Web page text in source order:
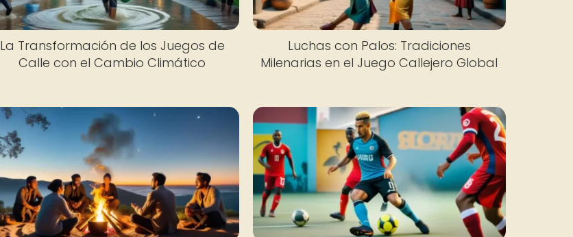
La Transformación de los Juegos de
Calle con el Cambio Climático
Luchas con Palos: Tradiciones
Milenarias en el Juego Callejero Global